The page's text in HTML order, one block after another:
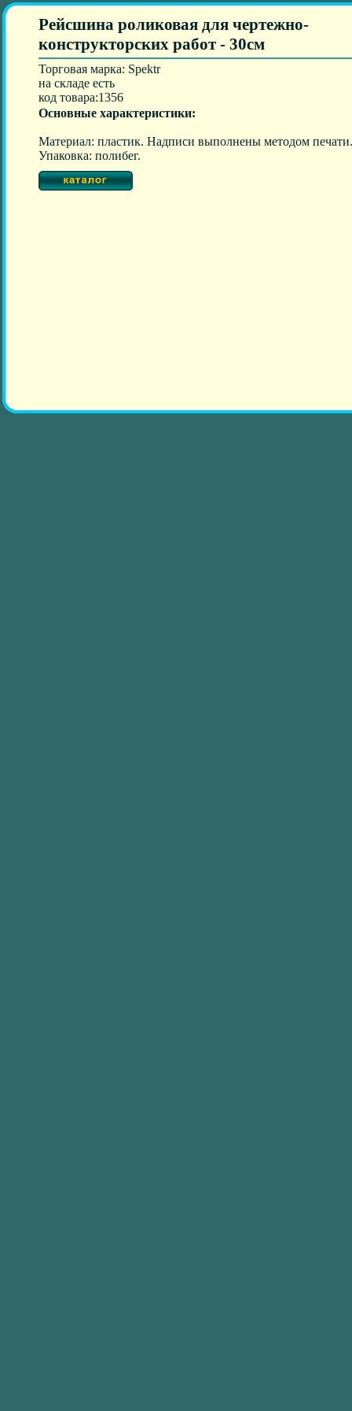
Рейсшина роликовая для чертежно-
конструкторских работ - 30см
Торговая марка: Spektr
на складе есть
код товара:1356
Основные характеристики:
Материал: пластик. Надписи выполнены методом печати.
Упаковка: полибег.